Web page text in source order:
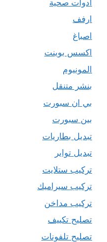
ادوات صحية
ارفف
اصباغ
اكسس بوينت
المونيوم
بنشر متنقل
بي ان سبورت
بين سبورت
تبديل بطاريات
تبديل تواير
تركيب ستلايت
تركيب سيراميك
تركيب مداخن
تصليح تكييف
تصليح تلفونات